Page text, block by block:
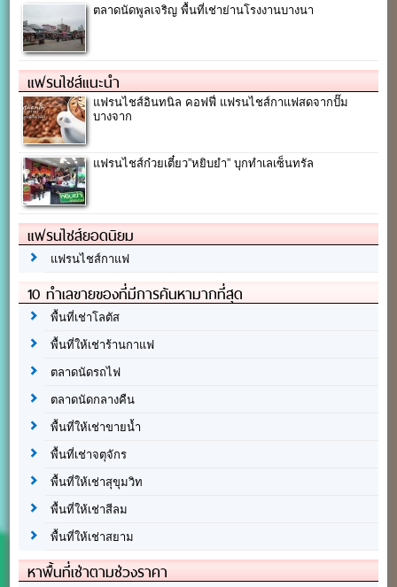
ตลาดนัดพูลเจริญ พื้นที่เช่าย่านโรงงานบางนา
แฟรนไชส์แนะนำ
แฟรนไชส์อินทนิล คอฟฟี่ แฟรนไชส์กาแฟสดจากปั๊ม
บางจาก
แฟรนไชส์ก๋วยเตี๋ยว”หยิบยำ” บุกทำเลเซ็นทรัล
แฟรนไชส์ยอดนิยม
แฟรนไชส์กาแฟ
10 ทำเลขายของที่มีการค้นหามากที่สุด
พื้นที่เช่าโลตัส
พื้นที่ให้เช่าร้านกาแฟ
ตลาดนัดรถไฟ
ตลาดนัดกลางคืน
พื้นที่ให้เช่าขายน้ำ
พื้นที่เช่าจตุจักร
พื้นที่ให้เช่าสุขุมวิท
พื้นที่ให้เช่าสีลม
พื้นที่ให้เช่าสยาม
หาพื้นที่เช่าตามช่วงราคา